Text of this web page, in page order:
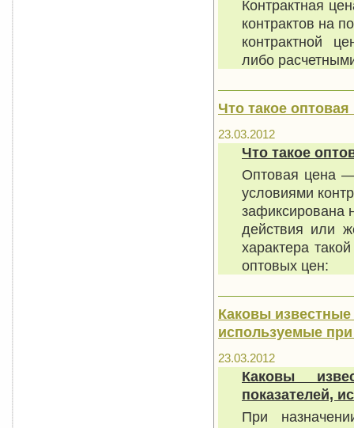
Контрактная
контрактов на
контрактной
либо
Что такое
23.03.2012
Что такое
Оптовая цена —
условиями
зафиксирована
действия или
характера
оптовых цен:
Каковы
используемые
23.03.2012
Каковы
показателей,
При